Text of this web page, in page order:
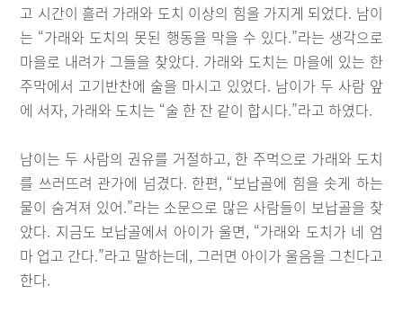
고 시간이 흘러 가래와 도치 이상의 힘을 가지게 되었다. 남이
는 “가래와 도치의 못된 행동을 막을 수 있다.”라는 생각으로
마을로 내려가 그들을 찾았다. 가래와 도치는 마을에 있는 한
주막에서 고기반찬에 술을 마시고 있었다. 남이가 두 사람 앞
에 서자, 가래와 도치는 “술 한 잔 같이 합시다.”라고 하였다.
남이는 두 사람의 권유를 거절하고, 한 주먹으로 가래와 도치
를 쓰러뜨려 관가에 넘겼다. 한편, “보납골에 힘을 솟게 하는
물이 숨겨져 있어.”라는 소문으로 많은 사람들이 보납골을 찾
았다. 지금도 보납골에서 아이가 울면, “가래와 도치가 네 엄
마 업고 간다.”라고 말하는데, 그러면 아이가 울음을 그친다고
한다.